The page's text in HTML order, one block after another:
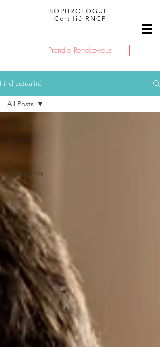
SOPHROLOGUE
Certifié RNCP
Prendre Rendez-vous
Fil d'actualité
All Posts
Getting
Started
Your
Community
All Posts